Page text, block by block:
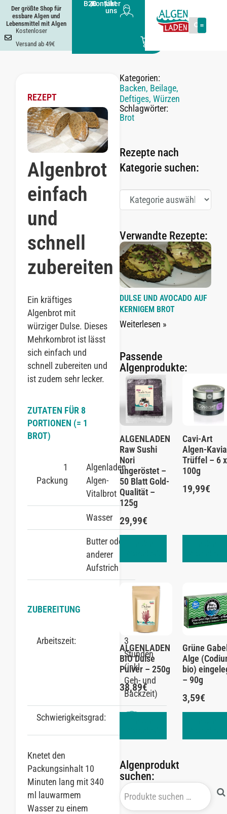
Der größte Shop für
essbare Algen und
Lebensmittel mit Algen
Kostenloser
Versand ab 49€
B2B
|Kontakt
|Über
uns
REZEPT
Algenbrot
einfach
und
schnell
zubereiten
Ein kräftiges
Algenbrot mit
würziger Dulse. Dieses
Mehrkornbrot ist lässt
sich einfach und
schnell zubereiten und
ist zudem sehr lecker.
ZUTATEN FÜR 8
PORTIONEN (= 1
BROT)
1
Packung
Algenladen
Algen-
Vitalbrot
Wasser
Butter oder
anderer
Aufstrich
ZUBEREITUNG
Arbeitszeit:
3
Stunden
(inkl.
Geh- und
Backzeit)
Schwierigkeitsgrad:
Knetet den
Packungsinhalt 10
Minuten lang mit 340
ml lauwarmem
Wasser zu einem
Kategorien:
Backen, Beilage,
Deftiges,Würzen
Schlagwörter:
Brot
Rezepte nach
Kategorie suchen:
Verwandte Rezepte:
DULSE UND AVOCADO AUF
KERNIGEM BROT
Weiterlesen »
Passende
Algenprodukte:
ALGENLADEN
Raw Sushi
Nori
ungeröstet –
50 Blatt Gold-
Qualität –
125g
29,99€
Cavi-Art
Algen-
Trüffel – 6 x
100g
19,99€
ALGENLADEN
BIO Dulse
Pulver – 250g
38,89€
Grüne
Alge
bio)
– 90g
3,59€
Algenprodukt
suchen: